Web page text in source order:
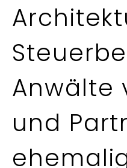
Anwälte
und